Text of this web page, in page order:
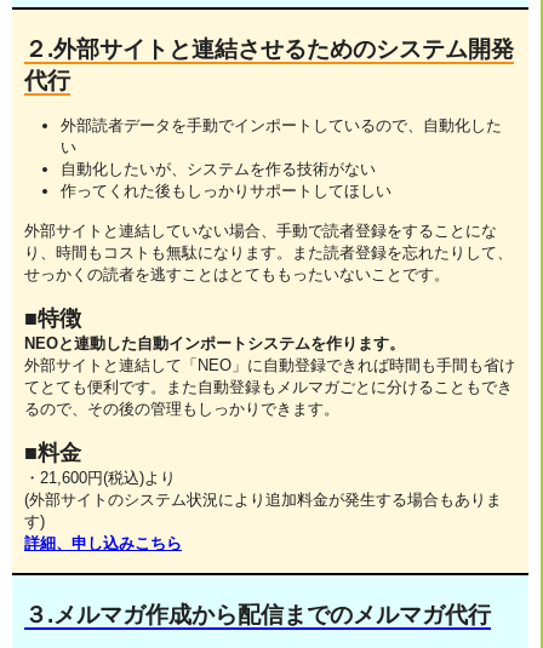
２.外部サイトと連結させるためのシステム開発
代行
外部読者データを手動でインポートしているので、自動化した
い
自動化したいが、システムを作る技術がない
作ってくれた後もしっかりサポートしてほしい
外部サイトと連結していない場合、手動で読者登録をすることにな
り、時間もコストも無駄になります。また読者登録を忘れたりして、
せっかくの読者を逃すことはとてももったいないことです。
■特徴
NEOと連動した自動インポートシステムを作ります。
外部サイトと連結して「NEO」に自動登録できれば時間も手間も省け
てとても便利です。また自動登録もメルマガごとに分けることもでき
るので、その後の管理もしっかりできます。
■料金
・21,600円(税込)より
(外部サイトのシステム状況により追加料金が発生する場合もありま
す)
詳細、申し込みこちら
３.メルマガ作成から配信までのメルマガ代行